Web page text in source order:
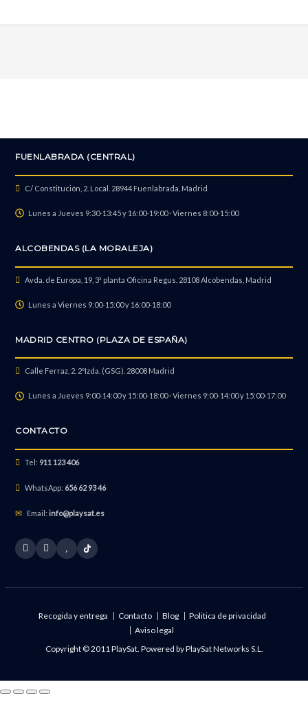
Formateo e instalación Sistema Operativo Sin Salvar datos
Reparación Cámara Frontal
FUENLABRADA (CENTRAL)
C/ Constitución, 2. Local. 28944 Fuenlabrada, Madrid
Lunes a Jueves 9:30-13:45 y 16:00-19:00 · Viernes 8:00-15:00
ALCOBENDAS (LA MORALEJA)
Avda. de Europa, 19, 3ª planta Oficina Regus. 28108 Alcobendas, Madrid
Lunes a Viernes 9:00-15:00 y 16:00-18:00
MADRID CENTRO (PLAZA DE ESPAÑA)
Calle Ferraz, 2. 2ºIzda. (GSG). 28008 Madrid
Lunes a Jueves 9:00-14:00 y 15:00-18:00 · Viernes 9:00-14:00 y 15:00-17:00
CONTACTO
Tel: 911 123 406
WhatsApp: 656 62 93 46
Email:info@playsat.es
Recogida y entrega Contacto Blog
Politica de privacidad
Aviso legal
Copyright © 2011 PlaySat. Powered byPlaySat Networks S.L.